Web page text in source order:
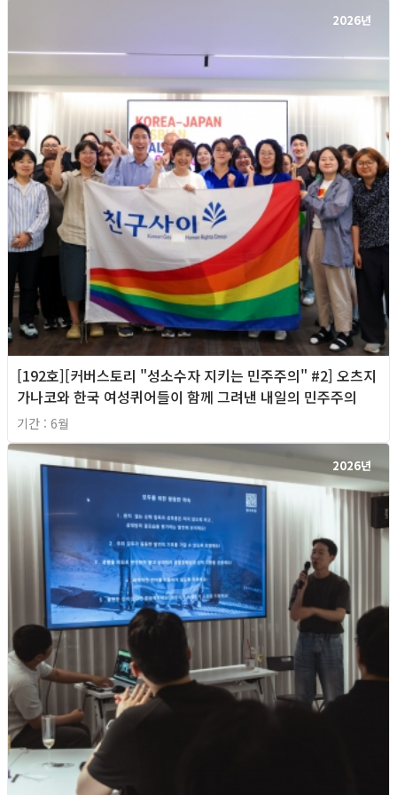
2026년
[192호][커버스토리 "성소수자 지키는 민주주의" #2] 오츠지
가나코와 한국 여성퀴어들이 함께 그려낸 내일의 민주주의
기간 : 6월
2026년